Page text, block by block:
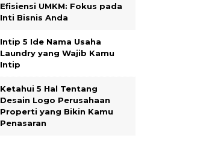
Efisiensi UMKM: Fokus pada
Inti Bisnis Anda
Intip 5 Ide Nama Usaha
Laundry yang Wajib Kamu
Intip
Ketahui 5 Hal Tentang
Desain Logo Perusahaan
Properti yang Bikin Kamu
Penasaran